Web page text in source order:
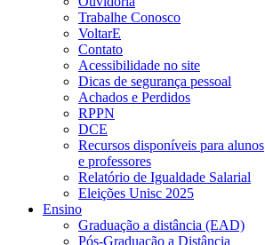
Trabalhe Conosco
VoltarE
Contato
Acessibilidade no site
Dicas de segurança pessoal
Achados e Perdidos
RPPN
DCE
Recursos disponíveis para alunos
e professores
Relatório de Igualdade Salarial
Eleições Unisc 2025
Ensino
Graduação a distância (EAD)
Pós-Graduação a Distância